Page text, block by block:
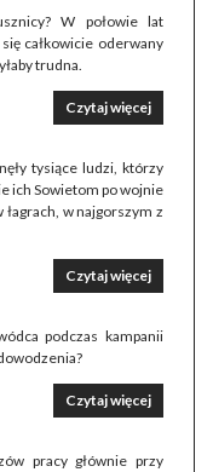
W połowie lat
całkowicie oderwany
trudna.
Czytaj więcej
tysiące ludzi, którzy
ich Sowietom po wojnie
w najgorszym z
Czytaj więcej
podczas kampanii
Czytaj więcej
pracy głównie przy